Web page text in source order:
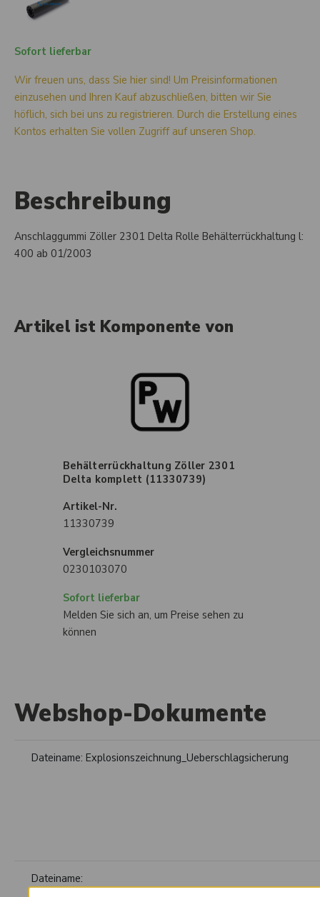
Sofort lieferbar
Wir freuen uns, dass Sie hier sind! Um Preisinformationen
einzusehen und Ihren Kauf abzuschließen, bitten wir Sie
höflich, sich bei uns zu registrieren. Durch die Erstellung eines
Kontos erhalten Sie vollen Zugriff auf unseren Shop.
Beschreibung
Anschlaggummi Zöller 2301 Delta Rolle Behälterrückhaltung l:
400 ab 01/2003
Artikel ist Komponente von
Behälterrückhaltung Zöller 2301
Delta komplett (11330739)
Artikel-Nr.
11330739
Vergleichsnummer
0230103070
Sofort lieferbar
Melden Sie sich an, um Preise sehen zu
können
Webshop-Dokumente
Dateiname: Explosionszeichnung_Ueberschlagsicherung
Dateiname: